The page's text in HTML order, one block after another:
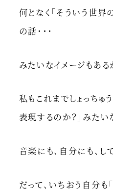
何となく「そういう世
の話・・・
みたいなイメージもある
私もこれまでしょっちゅ
表現するのか？」みたい
音楽にも、自分にも、し
だって、いちおう自分も